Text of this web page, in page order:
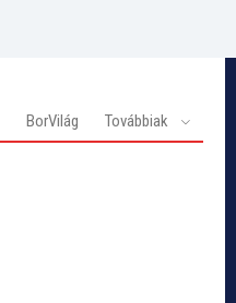
BorVilág Továbbiak